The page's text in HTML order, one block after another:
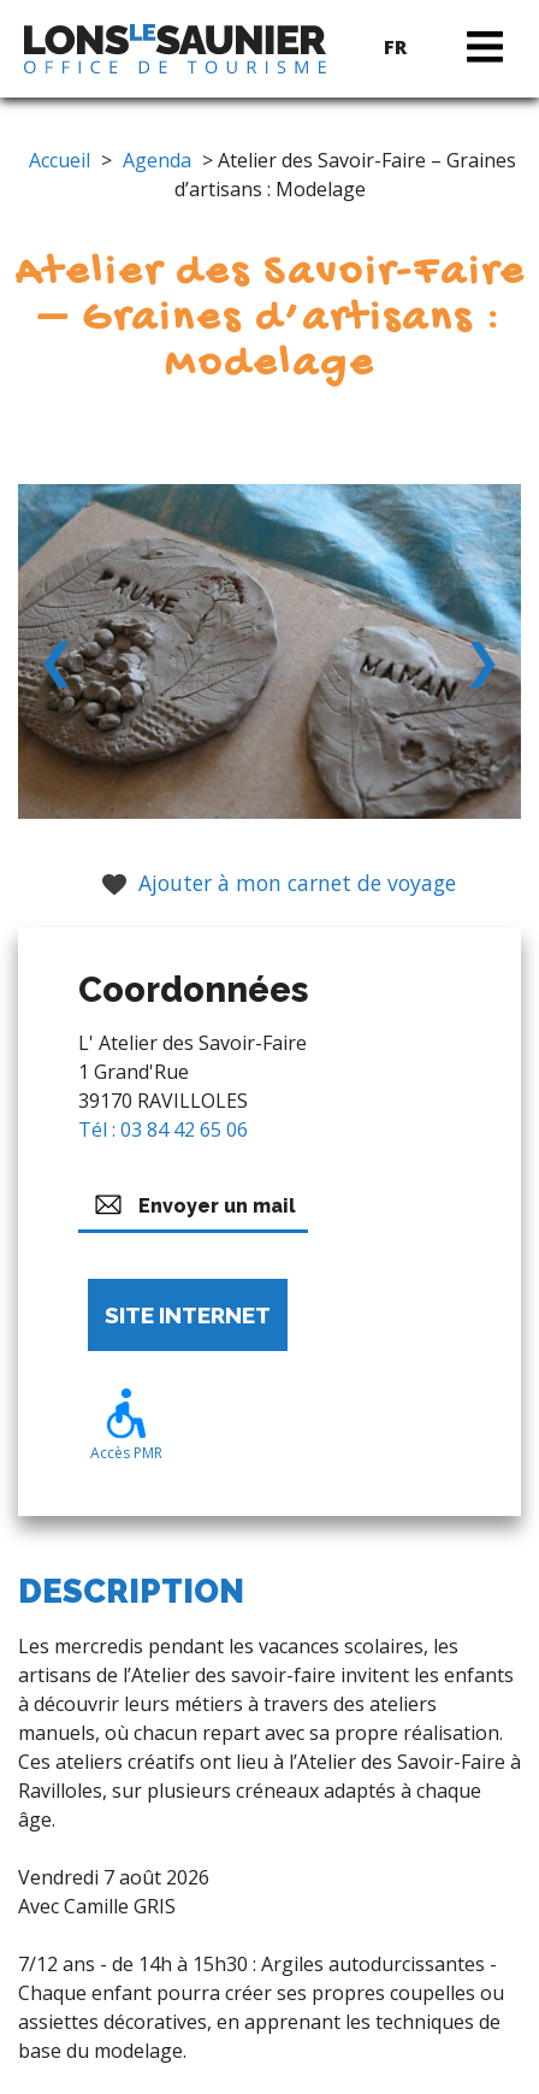
FR
Accueil > Agenda > Atelier des Savoir-Faire – Graines
d’artisans : Modelage
Atelier des Savoir-Faire
– Graines d’artisans :
Modelage
❮ ❯
Ajouter à mon carnet de voyage
Coordonnées
L' Atelier des Savoir-Faire
1 Grand'Rue
39170 RAVILLOLES
Tél : 03 84 42 65 06
Envoyer un mail
SITE INTERNET
Accès PMR
DESCRIPTION
Les mercredis pendant les vacances scolaires, les
artisans de l’Atelier des savoir-faire invitent les enfants
à découvrir leurs métiers à travers des ateliers
manuels, où chacun repart avec sa propre réalisation.
Ces ateliers créatifs ont lieu à l’Atelier des Savoir-Faire à
Ravilloles, sur plusieurs créneaux adaptés à chaque
âge.
Vendredi 7 août 2026
Avec Camille GRIS
7/12 ans - de 14h à 15h30 : Argiles autodurcissantes -
Chaque enfant pourra créer ses propres coupelles ou
assiettes décoratives, en apprenant les techniques de
base du modelage.